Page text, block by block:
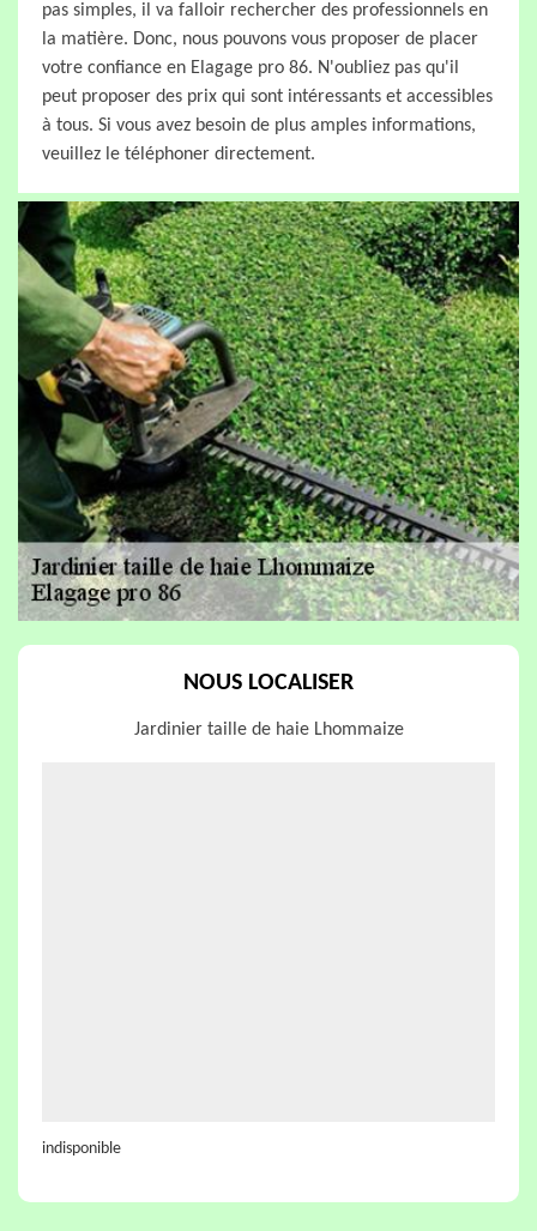
pas simples, il va falloir rechercher des professionnels en
la matière. Donc, nous pouvons vous proposer de placer
votre confiance en Elagage pro 86. N'oubliez pas qu'il
peut proposer des prix qui sont intéressants et accessibles
à tous. Si vous avez besoin de plus amples informations,
veuillez le téléphoner directement.
NOUS LOCALISER
Jardinier taille de haie Lhommaize
indisponible